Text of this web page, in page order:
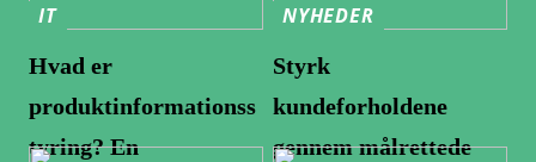
IT
Hvad er
produktinformationss
tyring? En
NYHEDER
Styrk
kundeforholdene
gennem målrettede